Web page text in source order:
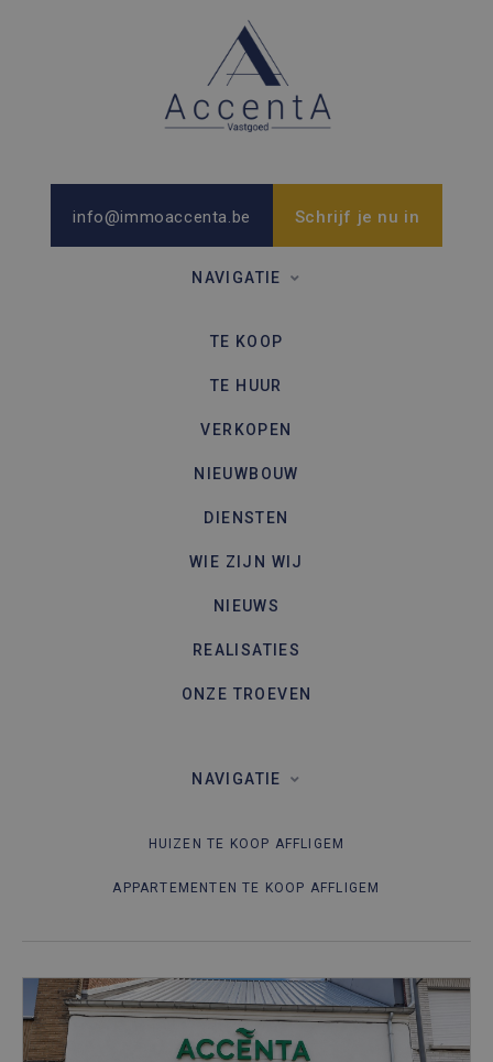
info@immoaccenta.be Schrijf je nu in
NAVIGATIE
TE KOOP
TE HUUR
VERKOPEN
NIEUWBOUW
DIENSTEN
WIE ZIJN WIJ
NIEUWS
REALISATIES
ONZE TROEVEN
NAVIGATIE
HUIZEN TE KOOP AFFLIGEM
APPARTEMENTEN TE KOOP AFFLIGEM